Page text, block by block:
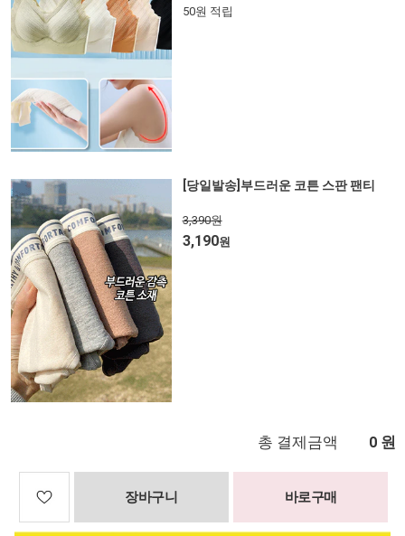
50원 적립
[당일발송]부드러운 코튼 스판 팬티
3,390원
3,190원
총 결제금액 0 원
장바구니 바로구매